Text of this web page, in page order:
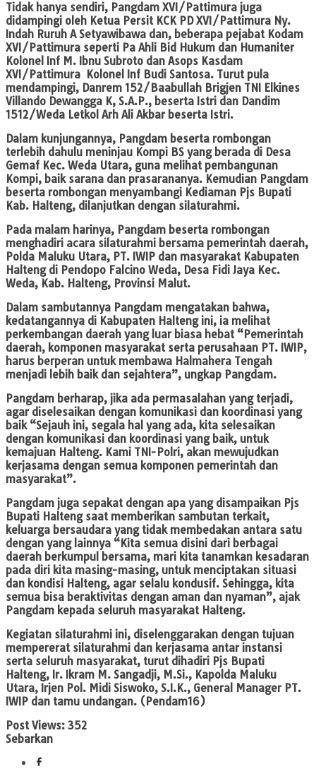
Tidak hanya sendiri, Pangdam XVI/Pattimura juga
didampingi oleh Ketua Persit KCK PD XVI/Pattimura Ny.
Indah Ruruh A Setyawibawa dan, beberapa pejabat Kodam
XVI/Pattimura seperti Pa Ahli Bid Hukum dan Humaniter
Kolonel Inf M. Ibnu Subroto dan Asops Kasdam
XVI/Pattimura Kolonel Inf Budi Santosa. Turut pula
mendampingi, Danrem 152/Baabullah Brigjen TNI Elkines
Villando Dewangga K, S.A.P., beserta Istri dan Dandim
1512/Weda Letkol Arh Ali Akbar beserta Istri.
Dalam kunjungannya, Pangdam beserta rombongan
terlebih dahulu meninjau Kompi BS yang berada di Desa
Gemaf Kec. Weda Utara, guna melihat pembangunan
Kompi, baik sarana dan prasarananya. Kemudian Pangdam
beserta rombongan menyambangi Kediaman Pjs Bupati
Kab. Halteng, dilanjutkan dengan silaturahmi.
Pada malam harinya, Pangdam beserta rombongan
menghadiri acara silaturahmi bersama pemerintah daerah,
Polda Maluku Utara, PT. IWIP dan masyarakat Kabupaten
Halteng di Pendopo Falcino Weda, Desa Fidi Jaya Kec.
Weda, Kab. Halteng, Provinsi Malut.
Dalam sambutannya Pangdam mengatakan bahwa,
kedatangannya di Kabupaten Halteng ini, ia melihat
perkembangan daerah yang luar biasa hebat “Pemerintah
daerah, komponen masyarakat serta perusahaan PT. IWIP,
harus berperan untuk membawa Halmahera Tengah
menjadi lebih baik dan sejahtera”, ungkap Pangdam.
Pangdam berharap, jika ada permasalahan yang terjadi,
agar diselesaikan dengan komunikasi dan koordinasi yang
baik “Sejauh ini, segala hal yang ada, kita selesaikan
dengan komunikasi dan koordinasi yang baik, untuk
kemajuan Halteng. Kami TNI-Polri, akan mewujudkan
kerjasama dengan semua komponen pemerintah dan
masyarakat”.
Pangdam juga sepakat dengan apa yang disampaikan Pjs
Bupati Halteng saat memberikan sambutan terkait,
keluarga bersaudara yang tidak membedakan antara satu
dengan yang lainnya “Kita semua disini dari berbagai
daerah berkumpul bersama, mari kita tanamkan kesadaran
pada diri kita masing-masing, untuk menciptakan situasi
dan kondisi Halteng, agar selalu kondusif. Sehingga, kita
semua bisa beraktivitas dengan aman dan nyaman”, ajak
Pangdam kepada seluruh masyarakat Halteng.
Kegiatan silaturahmi ini, diselenggarakan dengan tujuan
mempererat silaturahmi dan kerjasama antar instansi
serta seluruh masyarakat, turut dihadiri Pjs Bupati
Halteng, Ir. Ikram M. Sangadji, M.Si., Kapolda Maluku
Utara, Irjen Pol. Midi Siswoko, S.I.K., General Manager PT.
IWIP dan tamu undangan. (Pendam16)
Post Views: 352
Sebarkan